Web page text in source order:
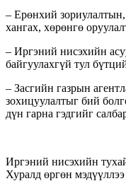
– Ерөнхий
хангах, хөрөнгө
– Иргэний нисэхийн
байгуулахгүй тул
– Засгийн газрын
зохицуулалтыг бий
дүн гарна гэдгийг
Иргэний нисэхийн
Хуралд өргөн